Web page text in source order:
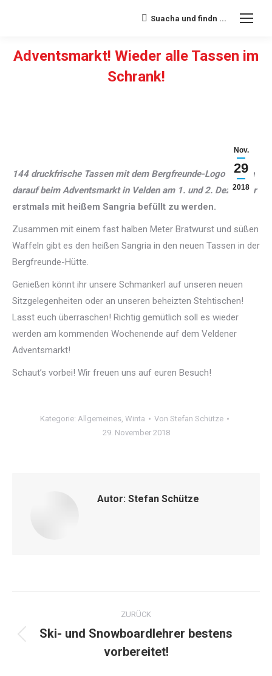
Search:
Suacha und findn ...
Adventsmarkt! Wieder alle Tassen im
Schrank!
Nov.
29
2018
144 druckfrische Tassen mit dem Bergfreunde-Logo warten
darauf beim Adventsmarkt in Velden am 1. und 2. Dezember
erstmals mit heißem Sangria befüllt zu werden.
Zusammen mit einem fast halben Meter Bratwurst und süßen
Waffeln gibt es den heißen Sangria in den neuen Tassen in der
Bergfreunde-Hütte.
Genießen könnt ihr unsere Schmankerl auf unseren neuen
Sitzgelegenheiten oder an unseren beheizten Stehtischen!
Lasst euch überraschen! Richtig gemütlich soll es wieder
werden am kommenden Wochenende auf dem Veldener
Adventsmarkt!
Schaut’s vorbei! Wir freuen uns auf euren Besuch!
Kategorie: Allgemeines, Winta Von Stefan Schütze
29. November 2018
Autor: Stefan Schütze
Kommentarnavigation
ZURÜCK
Vorheriger
Beitrag:
Ski- und Snowboardlehrer bestens
vorbereitet!